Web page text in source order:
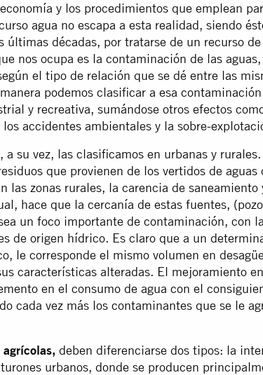
y los procedimientos que emplean
agua no escapa a esta realidad, siendo
últimas décadas, por tratarse de un recurso
nos ocupa es la contaminación de las
el tipo de relación que se dé entre las
podemos clasificar a esa
y recreativa, sumándose otros efectos
accidentes ambientales y la sobre-
, a su vez, las clasificamos en urbanas y
que provienen de los vertidos de aguas
las zonas rurales, la carencia de saneamiento
hace que la cercanía de estas fuentes,
un foco importante de contaminación, con
de origen hídrico. Es claro que a un
le corresponde el mismo volumen en
características alteradas. El mejoramiento
en el consumo de agua con el
cada vez más los contaminantes que se le
agrícolas, deben diferenciarse dos tipos: la
urbanos, donde se producen